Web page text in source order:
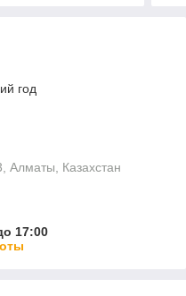
год
Алматы, Казахстан
17:00